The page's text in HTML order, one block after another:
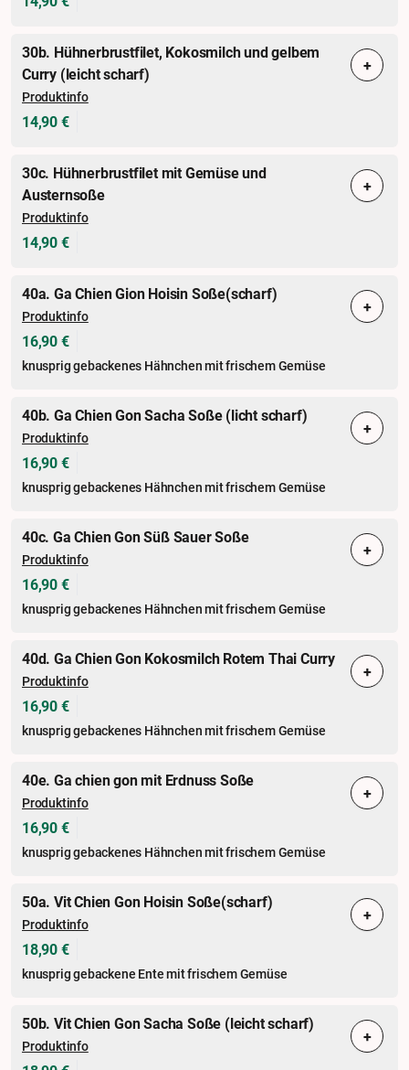
30b. Hühnerbrustfilet, Kokosmilch und gelbem
Curry (leicht scharf)
Produktinfo
14,90 €
+
30c. Hühnerbrustfilet mit Gemüse und
Austernsoße
Produktinfo
14,90 €
+
40a. Ga Chien Gion Hoisin Soße(scharf)
Produktinfo
16,90 €
knusprig gebackenes Hähnchen mit frischem Gemüse
+
40b. Ga Chien Gon Sacha Soße (licht scharf)
Produktinfo
16,90 €
knusprig gebackenes Hähnchen mit frischem Gemüse
+
40c. Ga Chien Gon Süß Sauer Soße
Produktinfo
16,90 €
knusprig gebackenes Hähnchen mit frischem Gemüse
+
40d. Ga Chien Gon Kokosmilch Rotem Thai Curry
Produktinfo
16,90 €
knusprig gebackenes Hähnchen mit frischem Gemüse
+
40e. Ga chien gon mit Erdnuss Soße
Produktinfo
16,90 €
knusprig gebackenes Hähnchen mit frischem Gemüse
+
50a. Vit Chien Gon Hoisin Soße(scharf)
Produktinfo
18,90 €
knusprig gebackene Ente mit frischem Gemüse
+
50b. Vit Chien Gon Sacha Soße (leicht scharf)
Produktinfo +